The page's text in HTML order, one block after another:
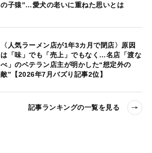
の子猿”…愛犬の老いに重ねた思いとは
〈人気ラーメン店が1年3カ月で閉店〉原因
は「味」でも「売上」でもなく…名店「渡な
べ」のベテラン店主が明かした“想定外の
敵”【2026年7月バズり記事2位】
記事ランキングの一覧を見る